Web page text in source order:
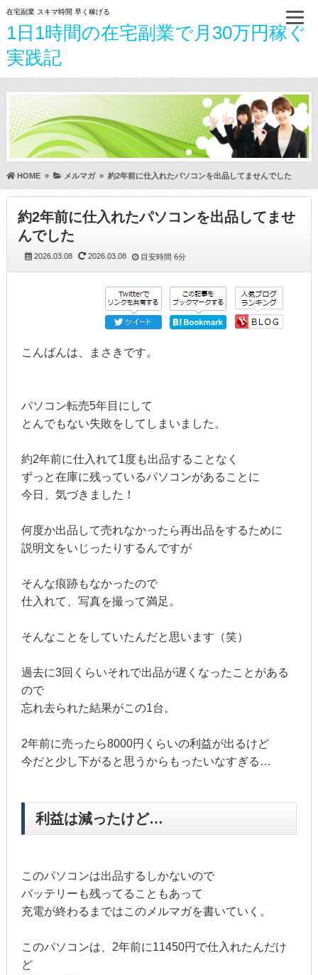
在宅副業 スキマ時間 早く稼げる
1日1時間の在宅副業で月30万円稼ぐ
実践記
HOME» メルマガ» 約2年前に仕入れたパソコンを出品してませんでした
約2年前に仕入れたパソコンを出品してませ
んでした
2026.03.08 2026.03.08 目安時間 6分
こんばんは、まさきです。
パソコン転売5年目にして
とんでもない失敗をしてしまいました。
約2年前に仕入れて1度も出品することなく
ずっと在庫に残っているパソコンがあることに
今日、気づきました！
何度か出品して売れなかったら再出品をするために
説明文をいじったりするんですが
そんな痕跡もなかったので
仕入れて、写真を撮って満足。
そんなことをしていたんだと思います（笑）
過去に3回くらいそれで出品が遅くなったことがある
ので
忘れ去られた結果がこの1台。
2年前に売ったら8000円くらいの利益が出るけど
今だと少し下がると思うからもったいなすぎる…
利益は減ったけど…
このパソコンは出品するしかないので
バッテリーも残ってることもあって
充電が終わるまではこのメルマガを書いていく。
このパソコンは、2年前に11450円で仕入れたんだけ
ど